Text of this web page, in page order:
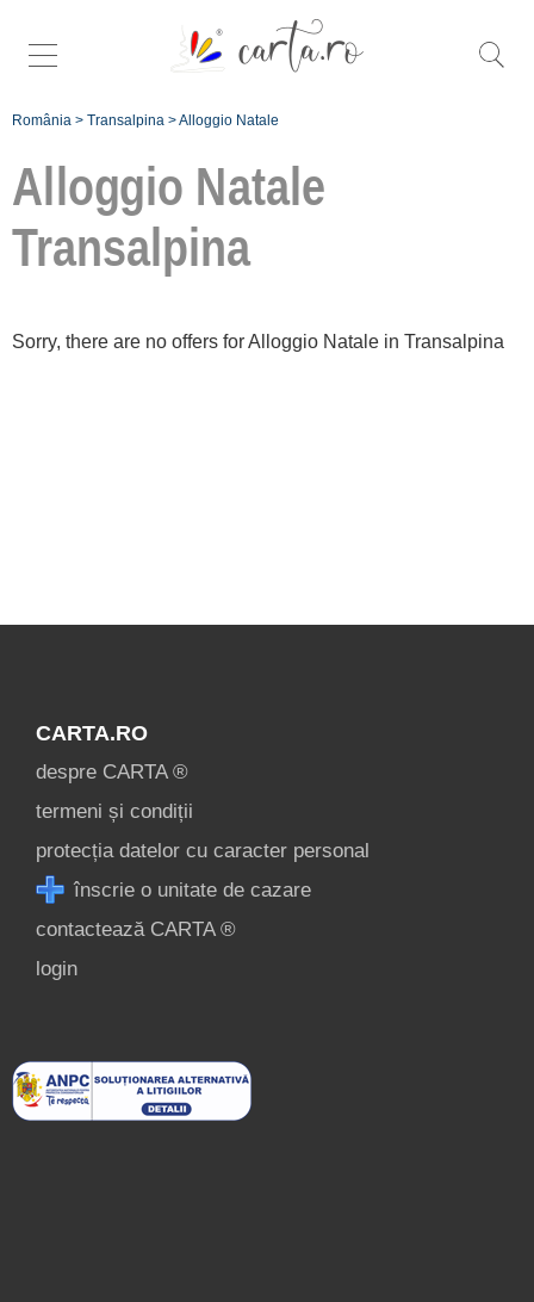
România > Transalpina >Alloggio Natale
Alloggio Natale
Transalpina
Sorry, there are no offers for Alloggio Natale in Transalpina
unitate de cazare
turistiche di
CARTA.RO
despre CARTA ®
termeni și condiții
protecția datelor cu caracter personal
înscrie o unitate de cazare
contactează CARTA ®
login